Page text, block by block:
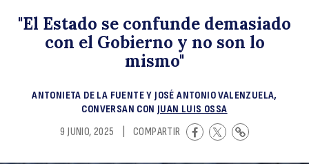
"El Estado se confunde demasiado
con el Gobierno y no son lo
mismo"
ANTONIETA DE LA FUENTE Y JOSÉ ANTONIO VALENZUELA,
CONVERSAN CON JUAN LUIS OSSA
9 JUNIO, 2025
COMPARTIR